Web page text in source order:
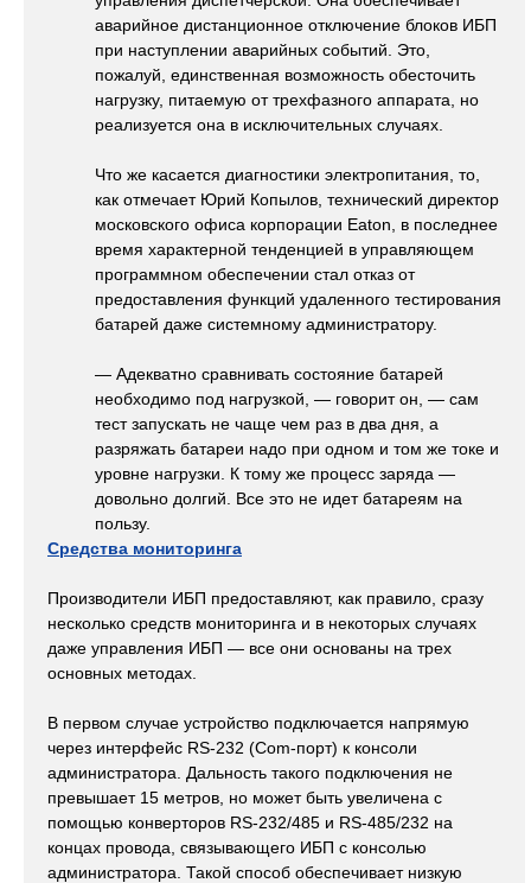
аварийное дистанционное отключение блоков ИБП
при наступлении аварийных событий. Это,
пожалуй, единственная возможность обесточить
нагрузку, питаемую от трехфазного аппарата, но
реализуется она в исключительных случаях.
Что же касается диагностики электропитания, то,
как отмечает Юрий Копылов, технический директор
московского офиса корпорации Eaton, в последнее
время характерной тенденцией в управляющем
программном обеспечении стал отказ от
предоставления функций удаленного тестирования
батарей даже системному администратору.
— Адекватно сравнивать состояние батарей
необходимо под нагрузкой, — говорит он, — сам
тест запускать не чаще чем раз в два дня, а
разряжать батареи надо при одном и том же токе и
уровне нагрузки. К тому же процесс заряда —
довольно долгий. Все это не идет батареям на
пользу.
Средства мониторинга
Производители ИБП предоставляют, как правило, сразу
несколько средств мониторинга и в некоторых случаях
даже управления ИБП — все они основаны на трех
основных методах.
В первом случае устройство подключается напрямую
через интерфейс RS-232 (Com-порт) к консоли
администратора. Дальность такого подключения не
превышает 15 метров, но может быть увеличена с
помощью конверторов RS-232/485 и RS-485/232 на
концах провода, связывающего ИБП с консолью
администратора. Такой способ обеспечивает низкую